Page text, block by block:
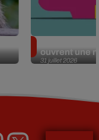
31 juillet 2026
ouvrent une